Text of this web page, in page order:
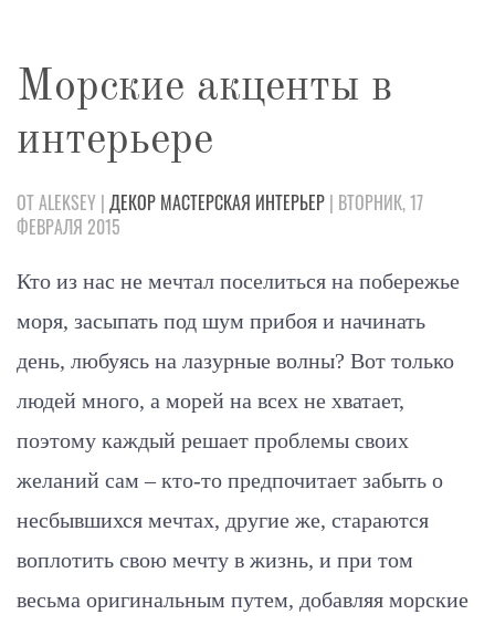
Морские акценты в
интерьере
ОТ ALEKSEY | ДЕКОР МАСТЕРСКАЯ ИНТЕРЬЕР | ВТОРНИК, 17
ФЕВРАЛЯ 2015
Кто из нас не мечтал поселиться на побережье
моря, засыпать под шум прибоя и начинать
день, любуясь на лазурные волны? Вот только
людей много, а морей на всех не хватает,
поэтому каждый решает проблемы своих
желаний сам – кто-то предпочитает забыть о
несбывшихся мечтах, другие же, стараются
воплотить свою мечту в жизнь, и при том
весьма оригинальным путем, добавляя морские